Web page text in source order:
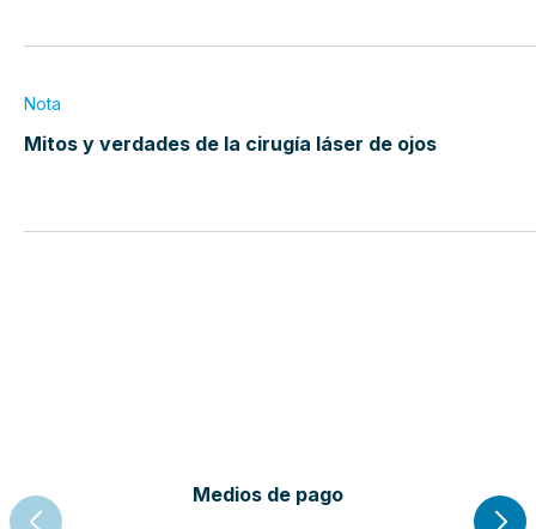
Nota
Mitos y verdades de la cirugía láser de ojos
Medios de pago